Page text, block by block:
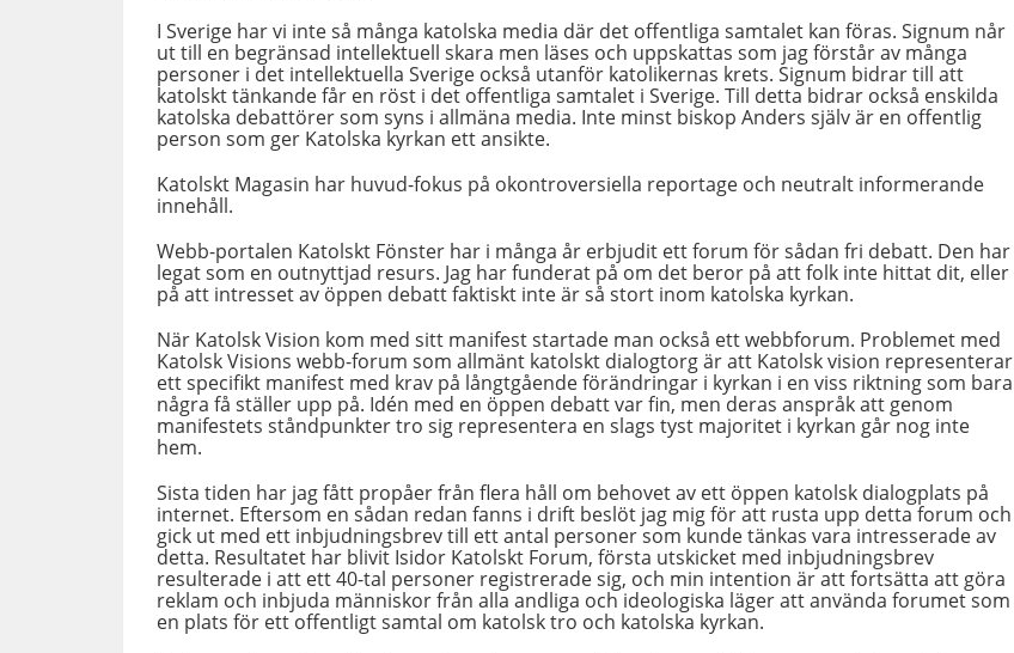
I Sverige har vi inte så många katolska media där det offentliga samtalet kan föras. Signum når
ut till en begränsad intellektuell skara men läses och uppskattas som jag förstår av många
personer i det intellektuella Sverige också utanför katolikernas krets. Signum bidrar till att
katolskt tänkande får en röst i det offentliga samtalet i Sverige. Till detta bidrar också enskilda
katolska debattörer som syns i allmäna media. Inte minst biskop Anders själv är en offentlig
person som ger Katolska kyrkan ett ansikte.
Katolskt Magasin har huvud-fokus på okontroversiella reportage och neutralt informerande
innehåll.
Webb-portalen Katolskt Fönster har i många år erbjudit ett forum för sådan fri debatt. Den har
legat som en outnyttjad resurs. Jag har funderat på om det beror på att folk inte hittat dit, eller
på att intresset av öppen debatt faktiskt inte är så stort inom katolska kyrkan.
När Katolsk Vision kom med sitt manifest startade man också ett webbforum. Problemet med
Katolsk Visions webb-forum som allmänt katolskt dialogtorg är att Katolsk vision representerar
ett specifikt manifest med krav på långtgående förändringar i kyrkan i en viss riktning som bara
några få ställer upp på. Idén med en öppen debatt var fin, men deras anspråk att genom
manifestets ståndpunkter tro sig representera en slags tyst majoritet i kyrkan går nog inte
hem.
Sista tiden har jag fått propåer från flera håll om behovet av ett öppen katolsk dialogplats på
internet. Eftersom en sådan redan fanns i drift beslöt jag mig för att rusta upp detta forum och
gick ut med ett inbjudningsbrev till ett antal personer som kunde tänkas vara intresserade av
detta. Resultatet har blivit Isidor Katolskt Forum, första utskicket med inbjudningsbrev
resulterade i att ett 40-tal personer registrerade sig, och min intention är att fortsätta att göra
reklam och inbjuda människor från alla andliga och ideologiska läger att använda forumet som
en plats för ett offentligt samtal om katolsk tro och katolska kyrkan.